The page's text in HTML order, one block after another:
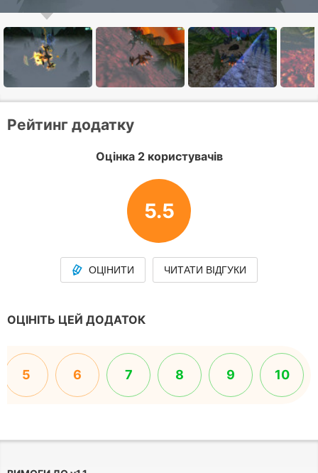
Рейтинг додатку
Оцінка 2 користувачів
5.5
ОЦІНИТИ ЧИТАТИ ВІДГУКИ
ОЦІНІТЬ ЦЕЙ ДОДАТОК
5 6 7 8 9 10